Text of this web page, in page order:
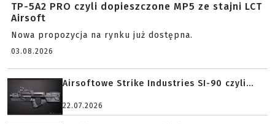
TP-5A2 PRO czyli dopieszczone MP5 ze stajni LCT
Airsoft
Nowa propozycja na rynku już dostępna.
03.08.2026
Airsoftowe Strike Industries SI-90 czyli...
22.07.2026